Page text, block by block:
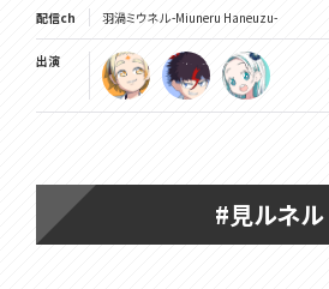
配信ch 羽渦ミウネル -Miuneru Haneuzu-
出演
#見ルネル